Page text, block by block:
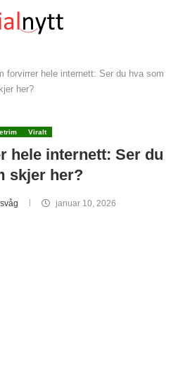
forvirrer hele internett: Ser du hva som
her?
Viralt
hele internett: Ser du
skjer her?
januar 10, 2026